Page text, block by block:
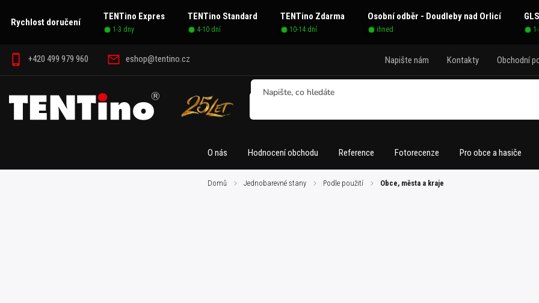
Rychlost doručení
TENTino Expres TENTino Standard TENTino Zdarma Osobní odběr - Doudleby nad Orlicí
1-3 dny 4-10 dní 10-14 dní ihned
+420 499 979 960 eshop@tentino.cz Napište nám Kontakty Obchodní
O nás Hodnocení obchodu Reference Fotorecenze Pro obce a hasiče
Domů / Jednobarevné stany / Podle použití / Obce, města a kraje